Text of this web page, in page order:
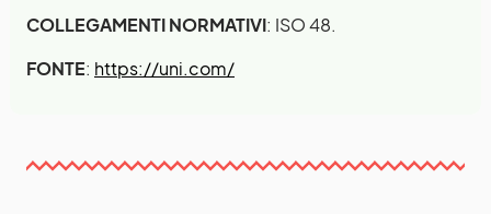
COLLEGAMENTI NORMATIVI: ISO 48.
FONTE: https://uni.com/